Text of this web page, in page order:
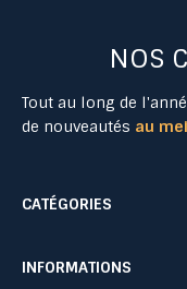
NOS
Tout au long de
de nouveautés au
CATÉGORIES
INFORMATIONS